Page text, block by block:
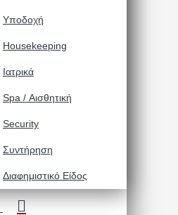
Υποδοχή
Housekeeping
Ιατρικά
Spa / Αισθητική
Security
Συντήρηση
Διαφημιστικό Είδος